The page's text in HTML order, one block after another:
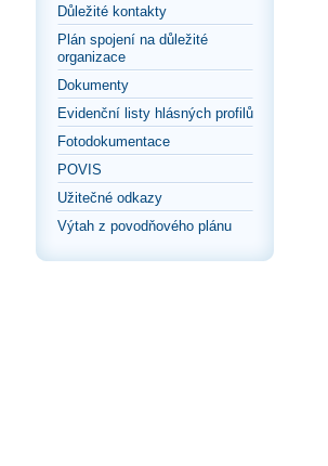
Důležité kontakty
Plán spojení na důležité
organizace
Dokumenty
Evidenční listy hlásných profilů
Fotodokumentace
POVIS
Užitečné odkazy
Výtah z povodňového plánu